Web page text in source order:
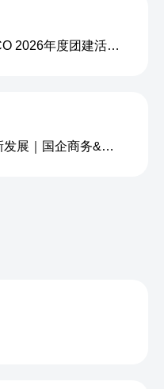
同心筑梦，至诚赋能 | SIBCO 2026年度团建活动圆满收官
积极履职显担当 聚力赋能新发展｜国企商务&中企人力出席上海现代服务业联合会第五届会员大会第三次会议暨2026服务业高质量发展大会